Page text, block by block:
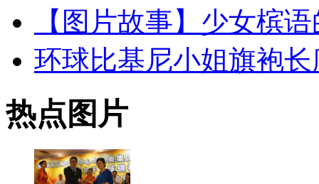
【图片故事】少女槟语
环球比基尼小姐旗袍长
热点图片